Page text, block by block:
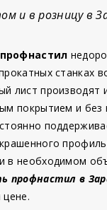
и в розницу в
станках
лист производят
покрытием и без
в необходимом
профнастил в